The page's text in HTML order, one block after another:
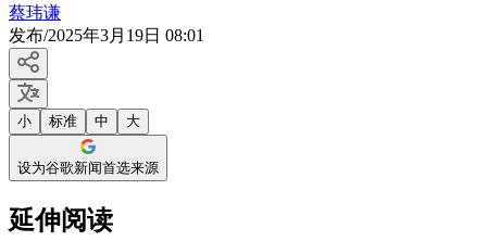
蔡玮谦
发布/2025年3月19日 08:01
小 标准 中 大
设为谷歌新闻首选来源
延伸阅读